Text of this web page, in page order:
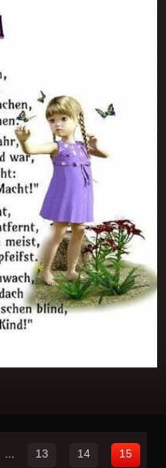
... 13 14 15